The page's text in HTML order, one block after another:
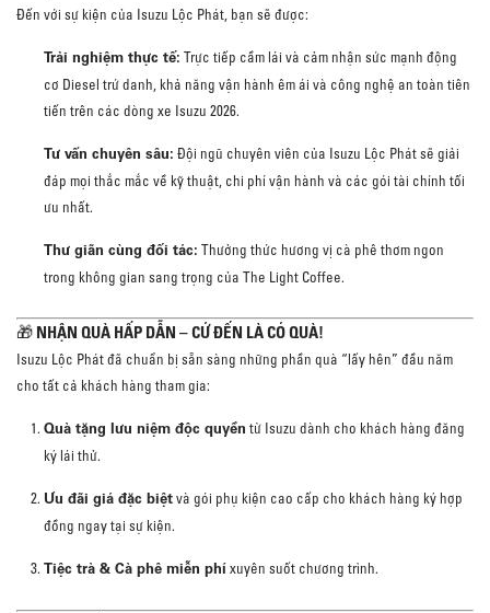
Đến với sự kiện của Isuzu Lộc Phát, bạn sẽ được:
Trải nghiệm thực tế: Trực tiếp cầm lái và cảm nhận sức mạnh động
cơ Diesel trứ danh, khả năng vận hành êm ái và công nghệ an toàn tiên
tiến trên các dòng xe Isuzu 2026.
Tư vấn chuyên sâu: Đội ngũ chuyên viên của Isuzu Lộc Phát sẽ giải
đáp mọi thắc mắc về kỹ thuật, chi phí vận hành và các gói tài chính tối
ưu nhất.
Thư giãn cùng đối tác: Thưởng thức hương vị cà phê thơm ngon
trong không gian sang trọng của The Light Coffee.
🎁 NHẬN QUÀ HẤP DẪN – CỨ ĐẾN LÀ CÓ QUÀ!
Isuzu Lộc Phát đã chuẩn bị sẵn sàng những phần quà “lấy hên” đầu năm
cho tất cả khách hàng tham gia:
Quà tặng lưu niệm độc quyền từ Isuzu dành cho khách hàng đăng
ký lái thử.
Ưu đãi giá đặc biệtvà gói phụ kiện cao cấp cho khách hàng ký hợp
đồng ngay tại sự kiện.
Tiệc trà & Cà phê miễn phíxuyên suốt chương trình.